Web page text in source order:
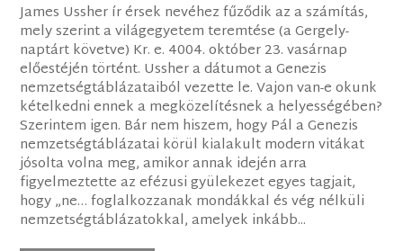
James Ussher ír érsek nevéhez fűződik az a számítás,
mely szerint a világegyetem teremtése (a Gergely-
naptárt követve) Kr. e. 4004. október 23. vasárnap
előestéjén történt. Ussher a dátumot a Genezis
nemzetségtáblázataiból vezette le. Vajon van-e okunk
kételkedni ennek a megközelítésnek a helyességében?
Szerintem igen. Bár nem hiszem, hogy Pál a Genezis
nemzetségtáblázatai körül kialakult modern vitákat
jósolta volna meg, amikor annak idején arra
figyelmeztette az efézusi gyülekezet egyes tagjait,
hogy „ne… foglalkozzanak mondákkal és vég nélküli
nemzetségtáblázatokkal, amelyek inkább...